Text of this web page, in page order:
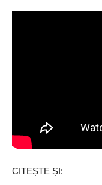
CITEȘTE ȘI: